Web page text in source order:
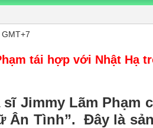
tái hợp với Nhật Hạ
sĩ Jimmy Lãm Phạm
Ân Tình”. Đây là